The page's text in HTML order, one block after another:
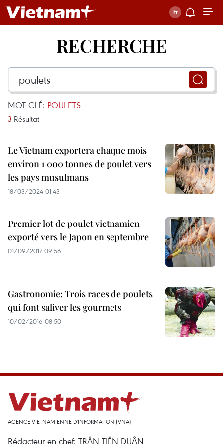
RECHERCHE
MOT CLÉ: POULETS
3 Résultat
Le Vietnam exportera chaque mois
environ 1 000 tonnes de poulet vers
les pays musulmans
18/03/2024 01:43
Premier lot de poulet vietnamien
exporté vers le Japon en septembre
01/09/2017 09:56
Gastronomie: Trois races de poulets
qui font saliver les gourmets
10/02/2016 08:50
AGENCE VIETNAMIENNE D'INFORMATION (VNA)
Rédacteur en chef: TRÂN TIÊN DUÂN